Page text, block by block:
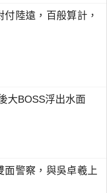
付陸遠，百般算計，
大BOSS浮出水面
面警察，與吳卓羲上